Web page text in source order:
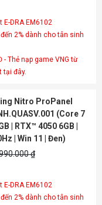
E-DRA EM6102
2% dành cho tân sinh
- Thẻ nạp game VNG từ
tại đây.
Nitro ProPanel
(Core 7
| RTX™ 4050 6GB |
| Win 11 | Đen)
₫
E-DRA EM6102
2% dành cho tân sinh